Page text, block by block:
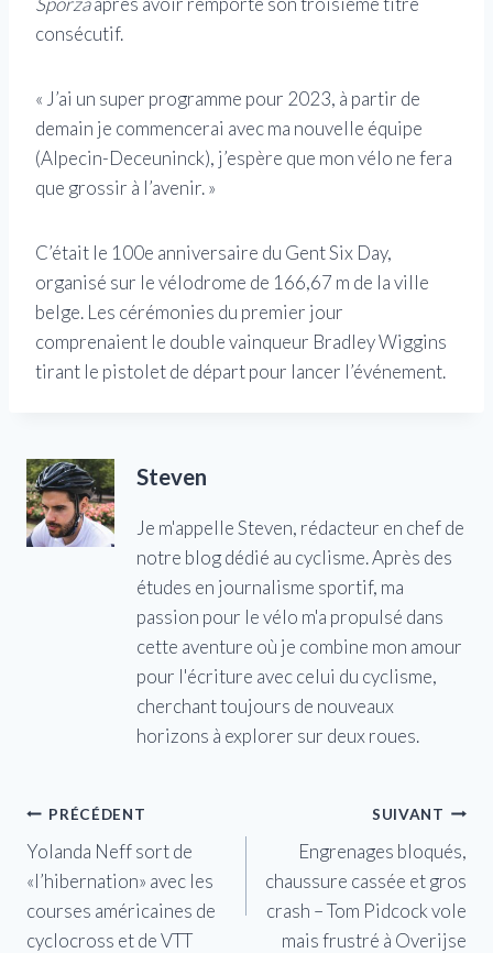
consécutif.
« J’ai un super programme pour 2023, à partir de
demain je commencerai avec ma nouvelle équipe
(Alpecin-Deceuninck), j’espère que mon vélo ne fera
que grossir à l’avenir. »
C’était le 100e anniversaire du Gent Six Day,
organisé sur le vélodrome de 166,67 m de la ville
belge. Les cérémonies du premier jour
comprenaient le double vainqueur Bradley Wiggins
tirant le pistolet de départ pour lancer l’événement.
Steven
Je m'appelle Steven, rédacteur en chef de
notre blog dédié au cyclisme. Après des
études en journalisme sportif, ma
passion pour le vélo m'a propulsé dans
cette aventure où je combine mon amour
pour l'écriture avec celui du cyclisme,
cherchant toujours de nouveaux
horizons à explorer sur deux roues.
Navigation
de
l’article
PRÉCÉDENT
Yolanda Neff sort de
«l’hibernation» avec les
courses américaines de
cyclocross et de VTT
SUIVANT
Engrenages bloqués,
chaussure cassée et gros
crash – Tom Pidcock vole
mais frustré à Overijse